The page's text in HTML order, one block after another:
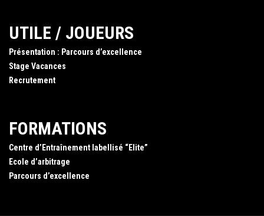
UTILE / JOUEURS
Présentation : Parcours d’excellence
Stage Vacances
Recrutement
FORMATIONS
Centre d’Entraînement labellisé “Elite”
Ecole d’arbitrage
Parcours d’excellence